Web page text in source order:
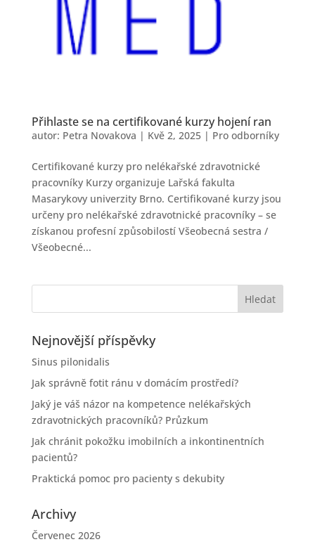
Přihlaste se na certifikované kurzy hojení ran
autor: Petra Novakova | Kvě 2, 2025| Pro odborníky
Certifikované kurzy pro nelékařské zdravotnické
pracovníky Kurzy organizuje Lařská fakulta
Masarykovy univerzity Brno. Certifikované kurzy jsou
určeny pro nelékařské zdravotnické pracovníky – se
získanou profesní způsobilostí Všeobecná sestra /
Všeobecné...
Nejnovější příspěvky
Sinus pilonidalis
Jak správně fotit ránu v domácím prostředí?
Jaký je váš názor na kompetence nelékařských
zdravotnických pracovníků? Průzkum
Jak chránit pokožku imobilních a inkontinentních
pacientů?
Praktická pomoc pro pacienty s dekubity
Archivy
Červenec 2026